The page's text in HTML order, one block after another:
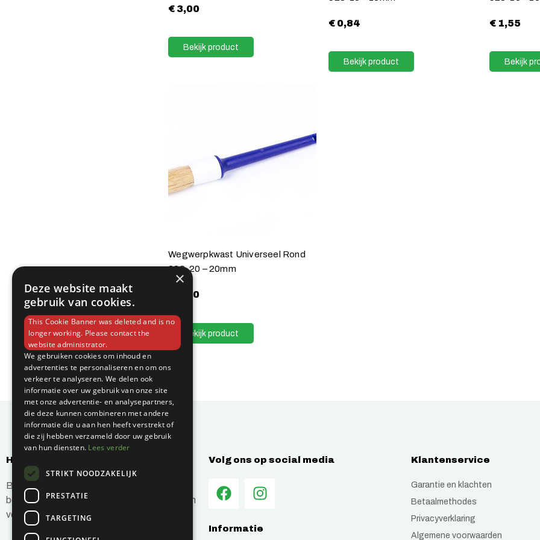
€3,00
Bekijk product
€0,84
Bekijk product
€1,55
Bekijk
Wegwerpkwast Universeel Rond
928-20 – 20mm
2,20
Bekijk product
Hoe kunnen wij jou helpen?
Bij C-Vin hebben wij alles in huis om je
bouwprojecten efficiënt en succesvol te laten
verlopen.
Volg ons op social media
Informatie
Klantenservice
Garantie en klachten
Betaalmethodes
Privacyverklaring
Algemene voorwaarden
×
Deze website maakt
gebruik van cookies.
This Cookie Banner was deleted and is no
longer working. Please contact the
website administrator.
We gebruiken cookies om inhoud en
advertenties te personaliseren en om ons
verkeer te analyseren. We delen ook
informatie over uw gebruik van onze site
met onze advertentie- en analysepartners,
die deze kunnen combineren met andere
informatie die u aan hen heeft verstrekt of
die zij hebben verzameld door uw gebruik
van hun diensten. Lees verder
STRIKT NOODZAKELIJK
PRESTATIE
TARGETING